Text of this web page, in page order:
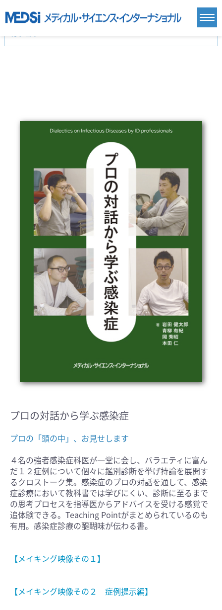
基礎医学(93)
基礎医学関連科学(80)
自然科学(25)
医療技術(16)
歯科学(3)
医学一般(91)
プロの対話から学ぶ感染症
プロの「頭の中」、お見せします
４名の強者感染症科医が一堂に会し、バラエティに富ん
だ１２症例について個々に鑑別診断を挙げ持論を展開す
るクロストーク集。感染症のプロの対話を通して、感染
症診療において教科書では学びにくい、診断に至るまで
の思考プロセスを指導医からアドバイスを受ける感覚で
追体験できる。Teaching Pointがまとめられているのも
有用。感染症診療の醍醐味が伝わる書。
【メイキング映像その１】
【メイキング映像その２ 症例提示編】